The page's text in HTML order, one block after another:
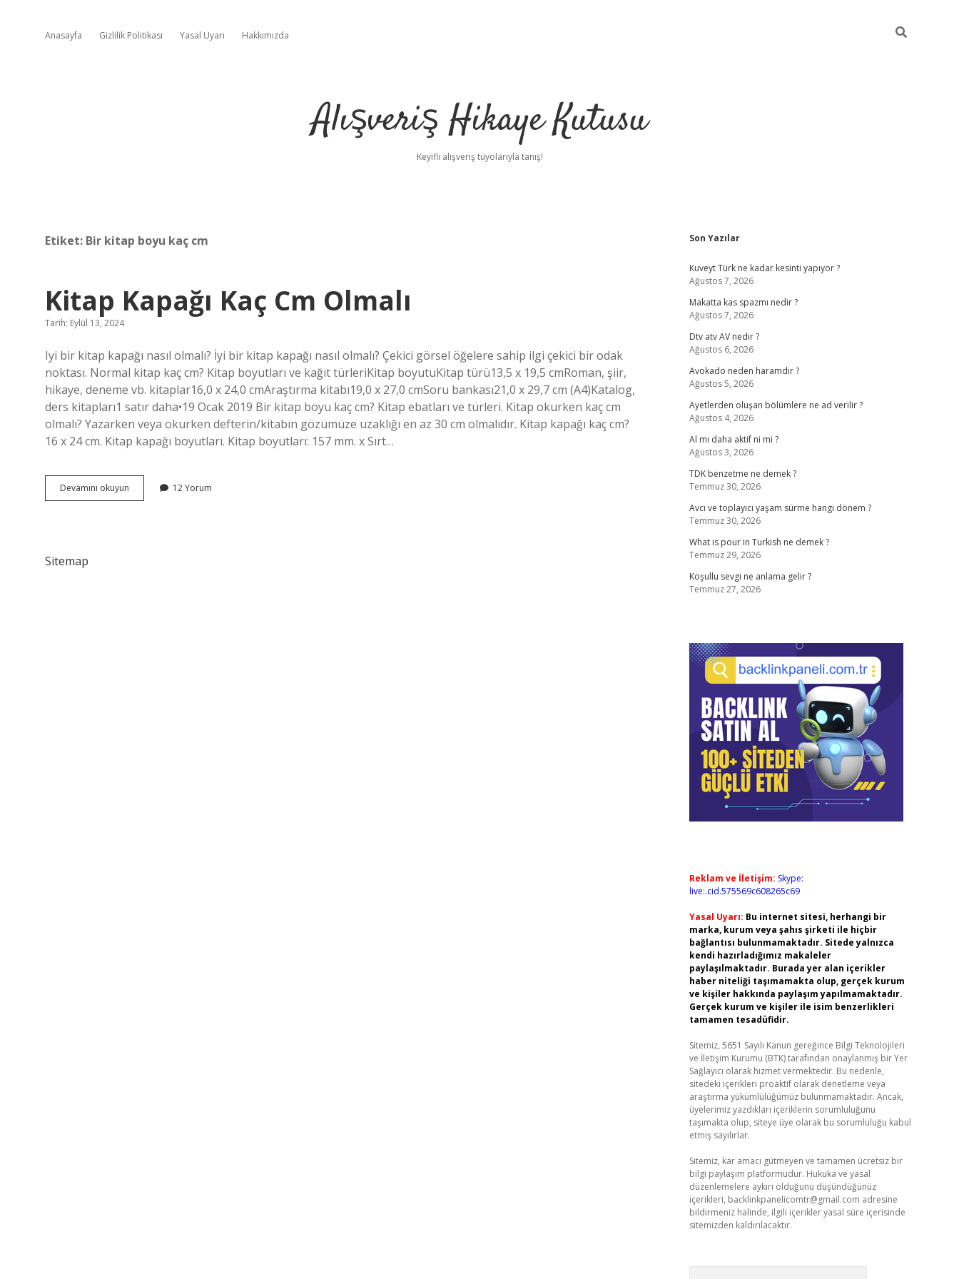
Anasayfa Gizlilik Politikası Yasal Uyarı Hakkımızda
Alışveriş Hikaye Kutusu
Keyifli alışveriş tüyolarıyla tanış!
Etiket: Bir kitap boyu kaç cm
Kitap Kapağı Kaç Cm Olmalı
Tarih: Eylül 13, 2024
Iyi bir kitap kapağı nasıl olmalı? İyi bir kitap kapağı nasıl olmalı? Çekici görsel öğelere sahip ilgi çekici bir odak
noktası. Normal kitap kaç cm? Kitap boyutları ve kağıt türleriKitap boyutuKitap türü13,5 x 19,5 cmRoman, şiir,
hikaye, deneme vb. kitaplar16,0 x 24,0 cmAraştırma kitabı19,0 x 27,0 cmSoru bankası21,0 x 29,7 cm (A4)Katalog,
ders kitapları1 satır daha•19 Ocak 2019 Bir kitap boyu kaç cm? Kitap ebatları ve türleri. Kitap okurken kaç cm
olmalı? Yazarken veya okurken defterin/kitabın gözümüze uzaklığı en az 30 cm olmalıdır. Kitap kapağı kaç cm?
16 x 24 cm. Kitap kapağı boyutları. Kitap boyutları: 157 mm. x Sırt…
Devamını okuyun
Kapağı
12 Yorum
Sitemap
Sidebar
Son Yazılar
Kuveyt Türk ne kadar kesinti yapıyor ?
Ağustos 7, 2026
Makatta kas spazmı nedir ?
Ağustos 7, 2026
Dtv atv AV nedir ?
Ağustos 6, 2026
Avokado neden haramdır ?
Ağustos 5, 2026
Ayetlerden oluşan bölümlere ne ad verilir ?
Ağustos 4, 2026
Al mı daha aktif ni mi ?
Ağustos 3, 2026
TDK benzetme ne demek ?
Temmuz 30, 2026
Avcı ve toplayıcı yaşam sürme hangi dönem ?
Temmuz 30, 2026
What is pour in Turkish ne demek ?
Temmuz 29, 2026
Koşullu sevgi ne anlama gelir ?
Temmuz 27, 2026
Reklam ve İletişim: Skype:
live:.cid.575569c608265c69
Yasal Uyarı: Bu internet sitesi, herhangi bir
marka, kurum veya şahıs şirketi ile hiçbir
bağlantısı bulunmamaktadır. Sitede yalnızca
kendi hazırladığımız makaleler
paylaşılmaktadır. Burada yer alan içerikler
haber niteliği taşımamakta olup, gerçek kurum
ve kişiler hakkında paylaşım yapılmamaktadır.
Gerçek kurum ve kişiler ile isim benzerlikleri
tamamen tesadüfidir.
Sitemiz, 5651 Sayılı Kanun gereğince Bilgi Teknolojileri
ve İletişim Kurumu (BTK) tarafından onaylanmış bir Yer
Sağlayıcı olarak hizmet vermektedir. Bu nedenle,
sitedeki içerikleri proaktif olarak denetleme veya
araştırma yükümlülüğümüz bulunmamaktadır. Ancak,
üyelerimiz yazdıkları içeriklerin sorumluluğunu
taşımakta olup, siteye üye olarak bu sorumluluğu kabul
etmiş sayılırlar.
Sitemiz, kar amacı gütmeyen ve tamamen ücretsiz bir
bilgi paylaşım platformudur. Hukuka ve yasal
düzenlemelere aykırı olduğunu düşündüğünüz
içerikleri, backlinkpanelicomtr@gmail.com adresine
bildirmeniz halinde, ilgili içerikler yasal süre içerisinde
sitemizden kaldırılacaktır.